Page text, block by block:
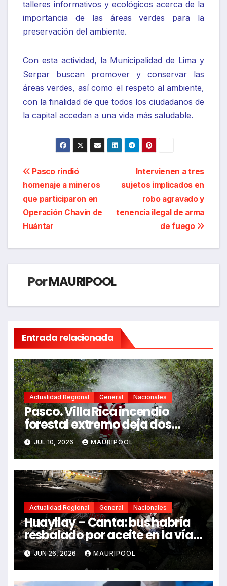
talleres informativos y ecológicos acerca de la
importancia de las áreas verdes para la
preservación del ambiente.
Con esta actividad, la Municipalidad de Lima y
Serpar buscan promover y conservar las
áreas verdes, así como el respeto al ambiente,
con la finalidad de que todos los ciudadanos de
la capital accedan a una vida más saludable.
Navegación
de
entradas
Intervienen a tres
sujetos implicados en
robo agravado y
tenencia ilegal de arma
de fuego
Pasco rindió
homenaje a mineros
que participaron en
Operación Chavín de
Huántar
PorMAURIPOOL
Entrada relacionada
Actualidad Regional General Nacionales
Pasco. Villa Rica incendio
forestal extremo deja dos
fallecidos y heridos
JUL 10, 2026 MAURIPOOL
Actualidad Regional General Nacionales
Huayllay – Canta: bus habría
resbalado por aceite en la vía e
impactó auto siniestrado
dejando dos fallecidos
JUN 26, 2026 MAURIPOOL